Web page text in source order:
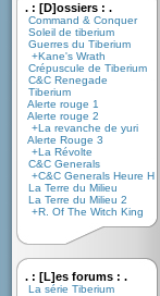
. : [D]ossiers : .
Command & Conquer
Soleil de tiberium
Guerres du Tiberium
+Kane's Wrath
Crépuscule de Tiberium
C&C Renegade
Tiberium
Alerte rouge 1
Alerte rouge 2
+La revanche de yuri
Alerte Rouge 3
+La Révolte
C&C Generals
+C&C Generals Heure H
La Terre du Milieu
La Terre du Milieu 2
+R. Of The Witch King
. : [L]es forums : .
La série Tiberium